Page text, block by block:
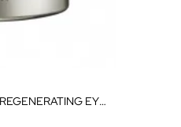
AQ MELIORITY INTENSIVE REGENERATING EYE CREAM 20 ML